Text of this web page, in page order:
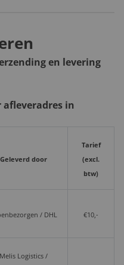
en levering
afleveradres in
Geleverd door
Tarief
(excl.
btw)
/ DHL €10,-
Melis Logistics /